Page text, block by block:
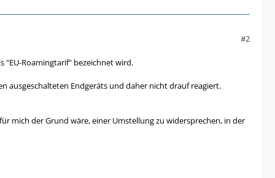
#2
"EU-Roamingtarif" bezeichnet wird.
ausgeschalteten Endgeräts und daher nicht drauf reagiert.
mich der Grund wäre, einer Umstellung zu widersprechen, in der